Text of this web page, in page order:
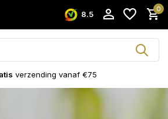
8.5
0
Niet goed?Geld terug!